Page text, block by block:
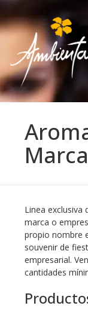
Marca
Linea
marca o
propio nombre
souvenir de
empresarial.
cantidades